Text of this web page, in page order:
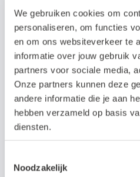
We gebruiken cookies om
personaliseren, om functies
en om ons websiteverkeer te
informatie over jouw gebruik
partners voor sociale media,
Onze partners kunnen deze
andere informatie die je aan
hebben verzameld op basis
diensten.
Noodzakelijk
grootboekrekeningen,
verschillen tussen de
vind je viadeze link.
Bestaande
basis van RGS 3.0
werkzaam. Meer